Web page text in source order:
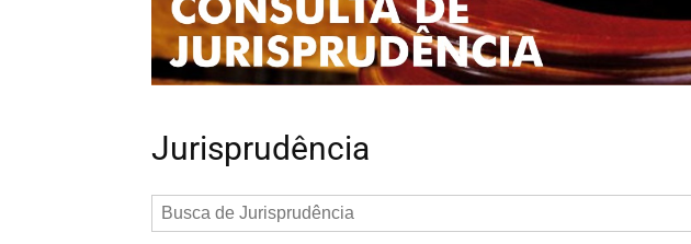
Jurisprudência